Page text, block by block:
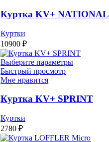
Куртка KV+ NATIONAL
Куртки
10900₽
Выберите параметры
Быстрый просмотр
Мне нравится
Куртка KV+ SPRINT
Куртки
2780₽